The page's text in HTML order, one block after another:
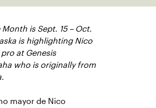
is Sept. 15 – Oct.
is highlighting Nico
at Genesis
who is originally from
mayor de Nico